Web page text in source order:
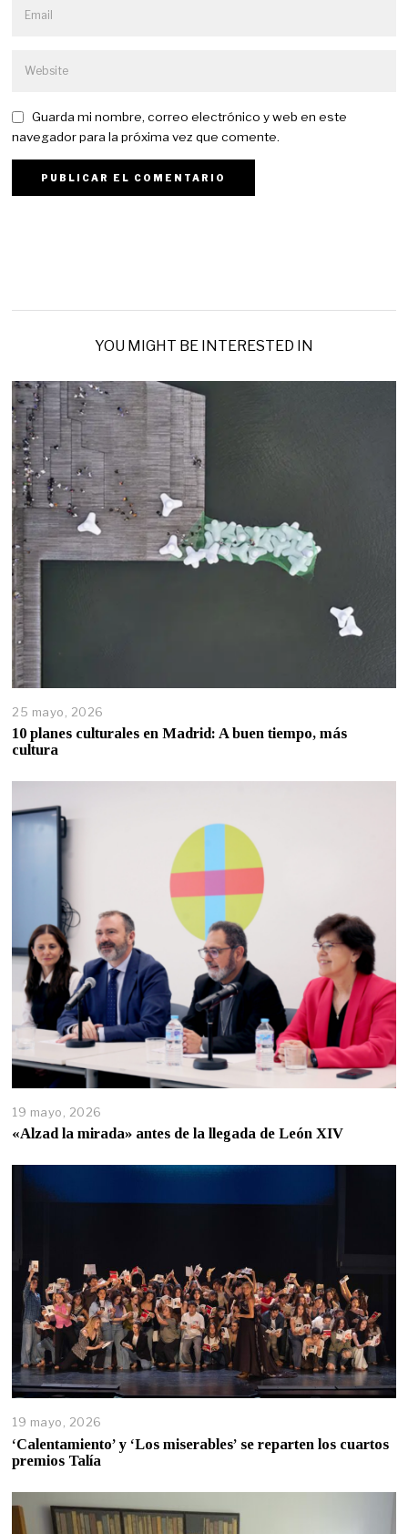
Guarda mi nombre, correo electrónico y web en este
navegador para la próxima vez que comente.
YOU MIGHT BE INTERESTED IN
25 mayo, 2026
10 planes culturales en Madrid: A buen tiempo, más
cultura
19 mayo, 2026
«Alzad la mirada» antes de la llegada de León XIV
19 mayo, 2026
‘Calentamiento’ y ‘Los miserables’ se reparten los cuartos
premios Talía